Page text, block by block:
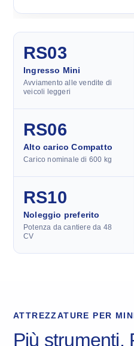
RS03
Ingresso Mini
Avviamento alle vendite di
veicoli leggeri
RS06
Alto carico Compatto
Carico nominale di 600 kg
RS10
Noleggio preferito
Potenza da cantiere da 48
CV
ATTREZZATURE PER
Più strumenti.